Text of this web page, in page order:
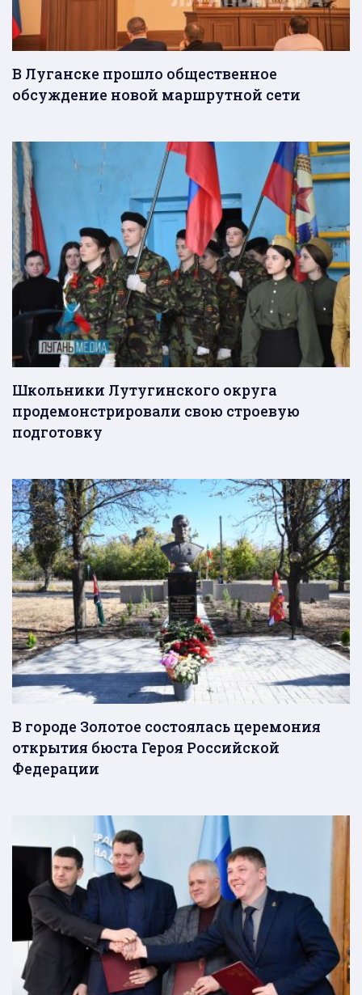
В Луганске прошло общественное
обсуждение новой маршрутной сети
Школьники Лутугинского округа
продемонстрировали свою строевую
подготовку
В городе Золотое состоялась церемония
открытия бюста Героя Российской
Федерации